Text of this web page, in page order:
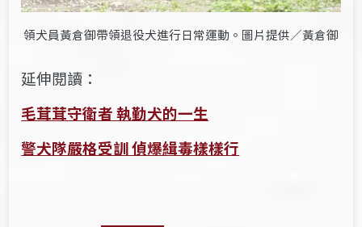
領犬員黃倉御帶領退役犬進行日常運動。圖片提供／黃倉御
延伸閱讀：
毛茸茸守衛者 執勤犬的一生
警犬隊嚴格受訓 偵爆緝毒樣樣行